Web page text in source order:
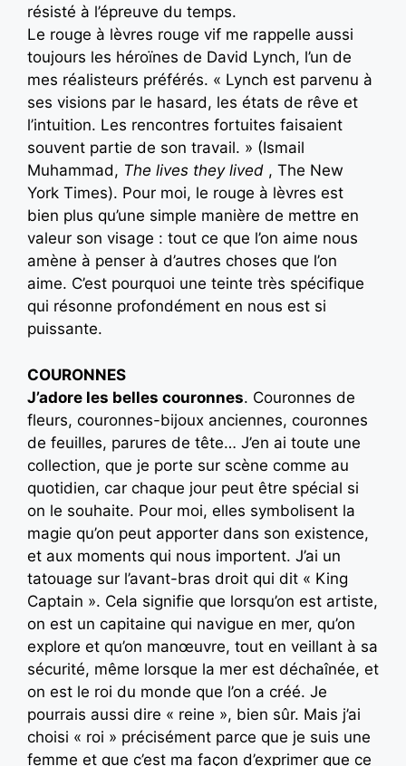
résisté à l’épreuve du temps.
Le rouge à lèvres rouge vif me rappelle aussi
toujours les héroïnes de David Lynch, l’un de
mes réalisteurs préférés. « Lynch est parvenu à
ses visions par le hasard, les états de rêve et
l’intuition. Les rencontres fortuites faisaient
souvent partie de son travail. » (Ismail
Muhammad, The lives they lived , The New
York Times). Pour moi, le rouge à lèvres est
bien plus qu’une simple manière de mettre en
valeur son visage : tout ce que l’on aime nous
amène à penser à d’autres choses que l’on
aime. C’est pourquoi une teinte très spécifique
qui résonne profondément en nous est si
puissante.
COURONNES
J’adore les belles couronnes. Couronnes de
fleurs, couronnes-bijoux anciennes, couronnes
de feuilles, parures de tête… J’en ai toute une
collection, que je porte sur scène comme au
quotidien, car chaque jour peut être spécial si
on le souhaite. Pour moi, elles symbolisent la
magie qu’on peut apporter dans son existence,
et aux moments qui nous importent. J’ai un
tatouage sur l’avant-bras droit qui dit « King
Captain ». Cela signifie que lorsqu’on est artiste,
on est un capitaine qui navigue en mer, qu’on
explore et qu’on manœuvre, tout en veillant à sa
sécurité, même lorsque la mer est déchaînée, et
on est le roi du monde que l’on a créé. Je
pourrais aussi dire « reine », bien sûr. Mais j’ai
choisi « roi » précisément parce que je suis une
femme et que c’est ma façon d’exprimer que ce